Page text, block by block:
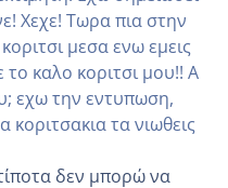
Χεχε! Τωρα πια στην
μεσα ενω εμεις
το καλο κοριτσι μου!! Α
εχω την εντυπωση,
τα νιωθεις
δεν μπορώ να